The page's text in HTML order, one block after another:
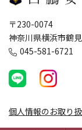
〒230-0074
神奈川県横浜市鶴
045-581-6721
個人情報のお取り